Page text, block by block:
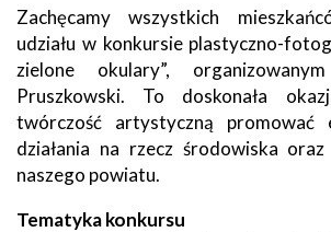
Zachęcamy wszystkich
udziału w konkursie plastyczno-
zielone okulary”,
Pruszkowski. To doskonała
twórczość artystyczną promować
działania na rzecz środowiska
naszego powiatu.
Tematyka konkursu